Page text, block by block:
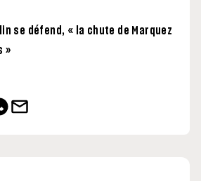
se défend, « la chute de Marquez
»